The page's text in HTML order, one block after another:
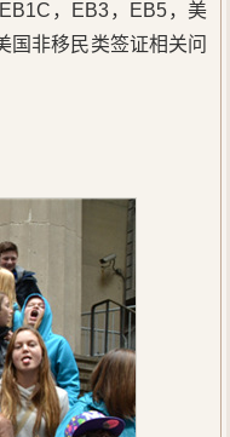
，EB3，EB5，美
国非移民类签证相关问